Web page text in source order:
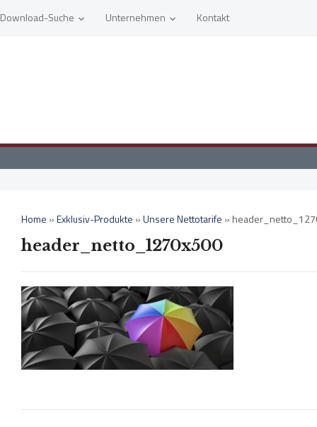
Download-Suche Unternehmen Kontakt
Home »Exklusiv-Produkte »Unsere Nettotarife »
header_netto_1270x500